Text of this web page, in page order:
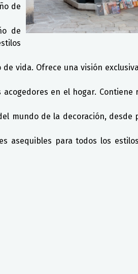
de
de
vida. Ofrece una visión
en el hogar.
mundo de la decoración,
asequibles para todos los